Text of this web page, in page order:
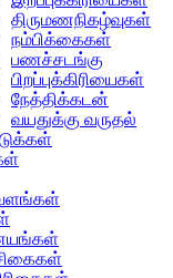
திருமணநிகழ்வுகள்
நம்பிக்கைகள்
பணச்சடங்கு
பிறப்புக்கிரியைகள்
நேத்திக்கடன்
வயதுக்கு வருதல்